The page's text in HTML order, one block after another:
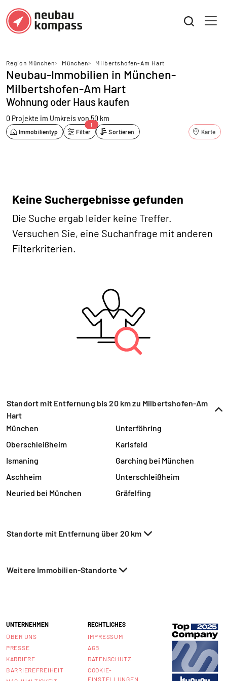
Region München> München> Milbertshofen-Am Hart
Neubau-Immobilien in München-
Milbertshofen-Am Hart
Wohnung oder Haus kaufen
0 Projekte im Umkreis von 50 km
Immobilientyp Filter
1
Sortieren Karte
Keine Suchergebnisse gefunden
Die Suche ergab leider keine Treffer.
Versuchen Sie, eine Suchanfrage mit anderen
Filterkriterien.
Standort mit Entfernung bis 20 km zu Milbertshofen-Am
Hart
München
Unterföhring
Oberschleißheim
Karlsfeld
Ismaning
Garching bei München
Aschheim
Unterschleißheim
Neuried bei München
Gräfelfing
Standorte mit Entfernung über 20 km
Weitere Immobilien-Standorte
UNTERNEHMEN
ÜBER UNS
PRESSE
KARRIERE
BARRIEREFREIHEIT
RECHTLICHES
IMPRESSUM
AGB
DATENSCHUTZ
COOKIE-
EINSTELLUNGEN